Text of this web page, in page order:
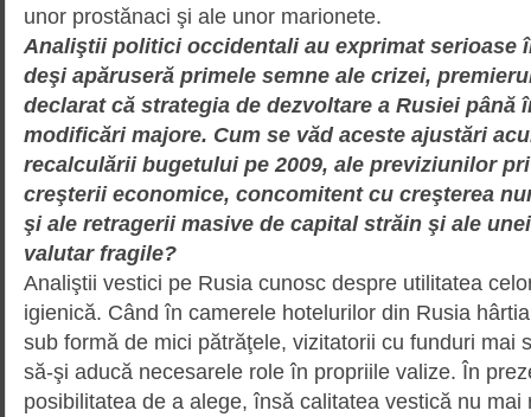
unor prostănaci şi ale unor marionete.
Analiştii politici occidentali au exprimat serioase
deşi apăruseră primele semne ale crizei,
declarat că strategia de dezvoltare a Rusiei până
modificări majore. Cum se văd aceste ajustări
recalculării bugetului pe 2009, ale previziunilor
creşterii economice, concomitent cu creşterea
şi ale retragerii masive de capital străin şi ale
valutar fragile?
Analiştii vestici pe Rusia cunosc despre utilitatea
igienică. Când în camerele hotelurilor din Rusia
sub formă de mici pătrăţele, vizitatorii cu funduri mai
să-şi aducă necesarele role în propriile valize. În
posi­bili­tatea de a alege, însă calitatea vestică nu